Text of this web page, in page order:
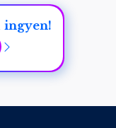
ingyen!